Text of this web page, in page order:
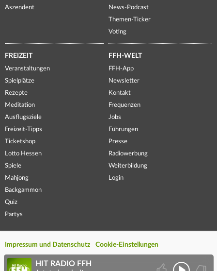
Aszendent
News-Podcast
Themen-Ticker
Voting
FREIZEIT
Veranstaltungen
Spielplätze
Rezepte
Meditation
Ausflugsziele
Freizeit-Tipps
Ticketshop
Lotto Hessen
Spiele
Mahjong
Backgammon
Quiz
Partys
FFH-WELT
FFH-App
Newsletter
Kontakt
Frequenzen
Jobs
Führungen
Presse
Radiowerbung
Weiterbildung
Login
Impressum und Datenschutz Cookie-Einstellungen
HIT RADIO FFH